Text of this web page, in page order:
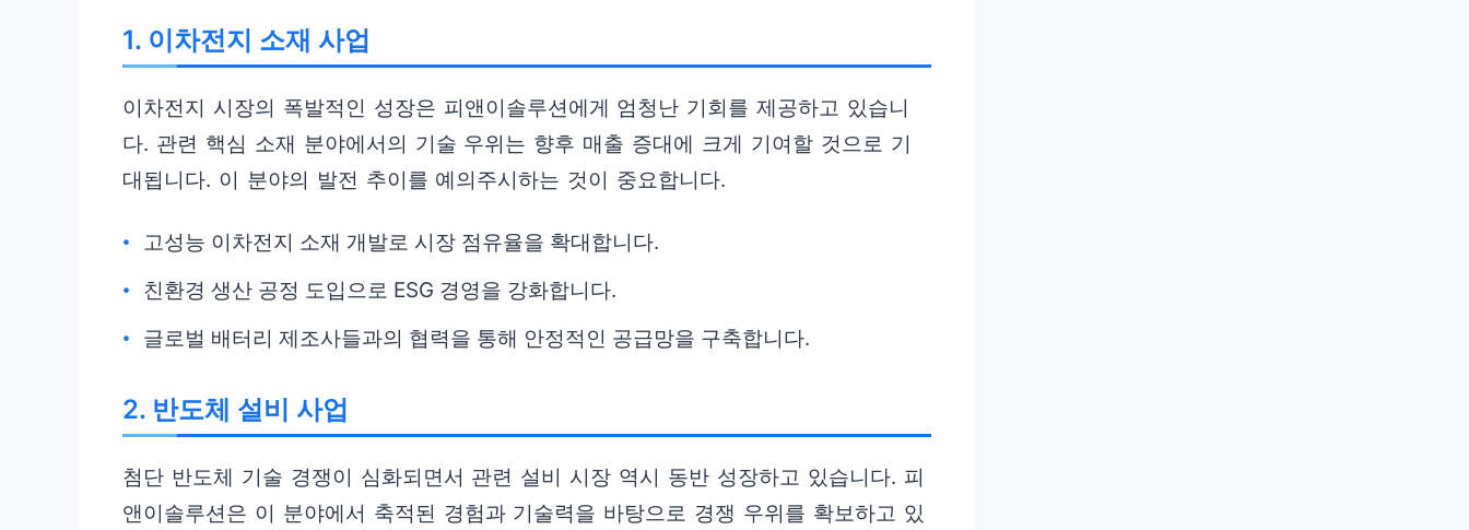
1. 이차전지 소재 사업
이차전지 시장의 폭발적인 성장은 피앤이솔루션에게 엄청난 기회를 제공하고 있습니
다. 관련 핵심 소재 분야에서의 기술 우위는 향후 매출 증대에 크게 기여할 것으로 기
대됩니다. 이 분야의 발전 추이를 예의주시하는 것이 중요합니다.
고성능 이차전지 소재 개발로 시장 점유율을 확대합니다.
친환경 생산 공정 도입으로 ESG 경영을 강화합니다.
글로벌 배터리 제조사들과의 협력을 통해 안정적인 공급망을 구축합니다.
2. 반도체 설비 사업
첨단 반도체 기술 경쟁이 심화되면서 관련 설비 시장 역시 동반 성장하고 있습니다. 피
앤이솔루션은 이 분야에서 축적된 경험과 기술력을 바탕으로 경쟁 우위를 확보하고 있